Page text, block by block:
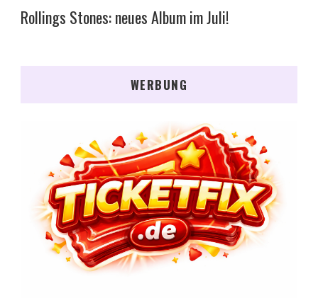
Rollings Stones: neues Album im Juli!
WERBUNG